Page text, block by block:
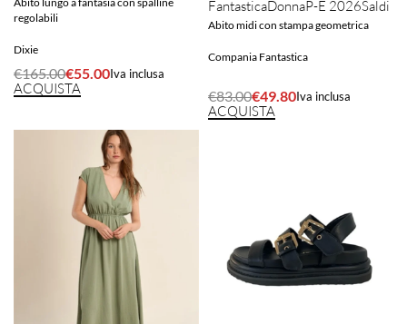
regolabili
Dixie
€165.00€55.00Iva inclusa
ACQUISTA
FantasticaDonnaP-E 2026Saldi
Abito midi con stampa geometrica
Compania Fantastica
€83.00€49.80Iva inclusa
ACQUISTA